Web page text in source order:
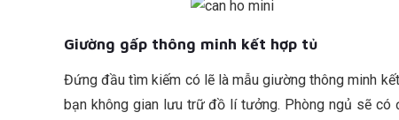
Giường gấp thông minh kết hợp tủ
Đứng đầu tìm kiếm có lẽ là mẫu giường thông minh
bạn không gian lưu trữ đồ lí tưởng. Phòng ngủ sẽ